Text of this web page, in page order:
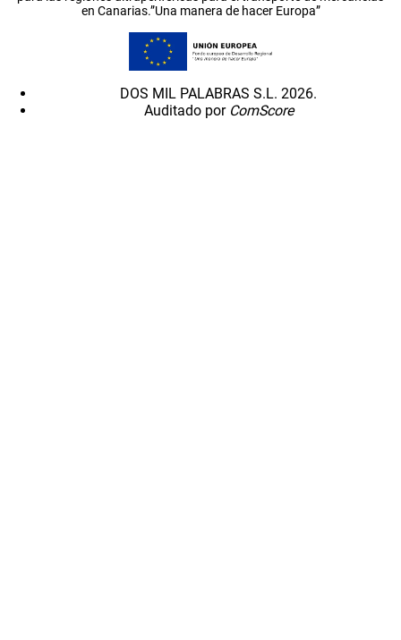
en Canarias.”Una manera de hacer Europa”
DOS MIL PALABRAS S.L. 2026.
Auditado por ComScore